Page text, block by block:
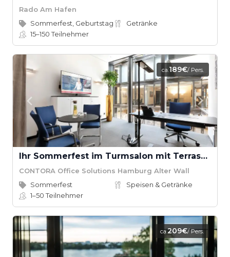
Rado Am Hafen
Sommerfest, Geburtstag
Getränke
15–150Teilnehmer
ca.189€/ Pers.
Ihr Sommerfest im Turmsalon mit Terrassennutzung für bis zu 50 Personen
CONTORA Office Solutions Hamburg Alter Wall
Sommerfest
Speisen & Getränke
1–50Teilnehmer
ca.209€/ Pers.